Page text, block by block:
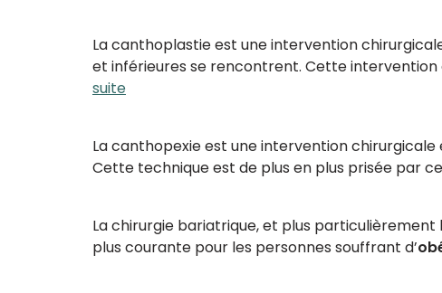
La canthoplastie est une intervention
et inférieures se rencontrent. Cette
suite
La canthopexie est une intervention
Cette technique est de plus en plus prisée par
La chirurgie bariatrique, et plus particulièrement
plus courante pour les personnes souffrant d’